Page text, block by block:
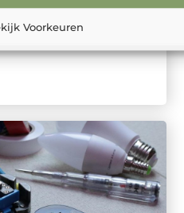
Voorkeuren
van bederfelijke